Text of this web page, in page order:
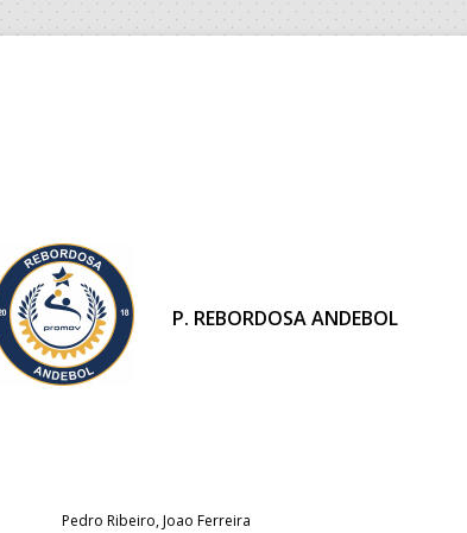
P. REBORDOSA ANDEBOL
Pedro Ribeiro, Joao Ferreira